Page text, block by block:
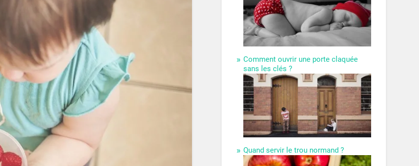
Comment ouvrir une porte claquée
sans les clés ?
Quand servir le trou normand ?